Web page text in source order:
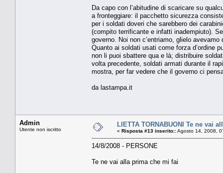
Da capo con l’abitudine di scaricare su
a fronteggiare: il pacchetto sicurezza
per i soldati doveri che sarebbero dei
(compito terrificante e infatti inadempiuto).
governo. Noi non c’entriamo, glielo
Quanto ai soldati usati come forza d’ordine
non li puoi sbattere qua e là; distribuire
volta precedente, soldati armati durante il
mostra, per far vedere che il governo ci
da lastampa.it
Admin
Utente non iscritto
LIETTA TORNABUONI Te ne vai
« Risposta #13 inserito::Agosto 14, 2008,
14/8/2008 - PERSONE
Te ne vai alla prima che mi fai